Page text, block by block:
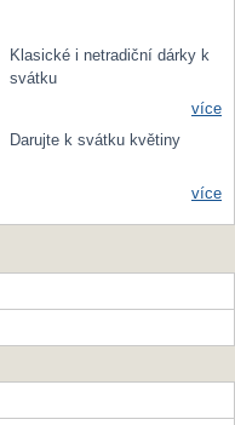
Klasické i netradiční dárky k
svátku
více
Darujte k svátku květiny
více